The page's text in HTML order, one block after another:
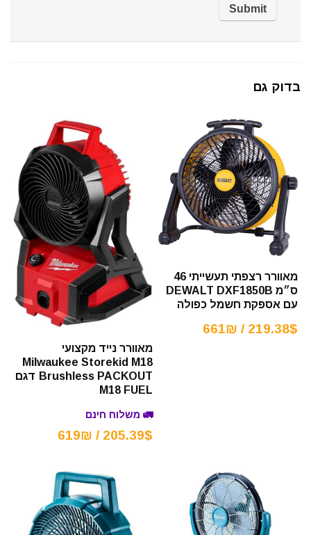
בדוק גם
מאוורר רצפתי תעשייתי 46
ס״מ DEWALT DXF1850B
עם אספקת חשמל כפולה
219.38$ / 661₪
מאוורר נייד מקצועי
Milwaukee Storekid M18
Brushless PACKOUT דגם
M18 FUEL
🚛 משלוח חינם
205.39$ / 619₪